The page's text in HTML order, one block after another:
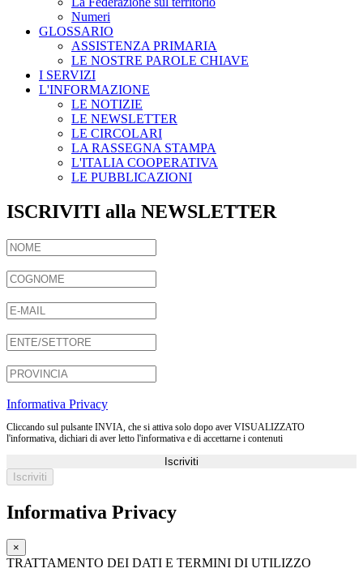
Numeri
GLOSSARIO
ASSISTENZA PRIMARIA
LE NOSTRE PAROLE CHIAVE
I SERVIZI
L'INFORMAZIONE
LE NOTIZIE
LE NEWSLETTER
LE CIRCOLARI
LA RASSEGNA STAMPA
L'ITALIA COOPERATIVA
LE PUBBLICAZIONI
ISCRIVITI alla NEWSLETTER
Informativa Privacy
Cliccando sul pulsante INVIA, che si attiva solo dopo aver VISUALIZZATO
l'informativa, dichiari di aver letto l'informativa e di accettarne i contenuti
Iscriviti
Informativa Privacy
×
TRATTAMENTO DEI DATI E TERMINI DI UTILIZZO